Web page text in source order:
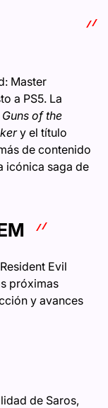
Master
a PS5. La
of the
y el título
de contenido
icónica saga de
Evil
próximas
y avances
de Saros,